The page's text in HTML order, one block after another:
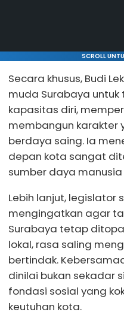
SCROLL
Secara khusus, Budi
muda Surabaya
kapasitas diri,
membangun karakter
berdaya saing. Ia
depan kota sangat
sumber daya
Lebih lanjut, legislator
mengingatkan agar
Surabaya tetap
lokal, rasa saling
bertindak.
dinilai bukan sekadar
fondasi sosial yang
keutuhan kota.